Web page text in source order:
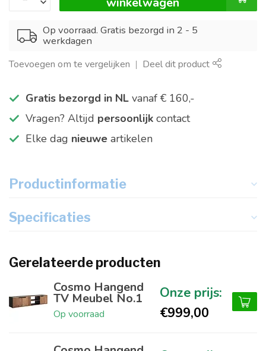
Op voorraad. Gratis bezorgd in 2 - 5
werkdagen
Toevoegen om te vergelijken Deel dit product
Gratis bezorgd in NL vanaf € 160,-
Vragen? Altijd persoonlijk contact
Elke dag nieuwe artikelen
Productinformatie
Specificaties
Gerelateerde producten
Cosmo Hangend
TV Meubel No.1
Op voorraad €999,00